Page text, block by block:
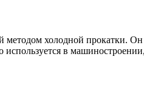
холодной прокатки.
в